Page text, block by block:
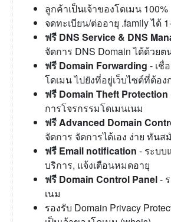
ลูกค้าเป็นเจ้าของโดเมน 100%
จดทะเบียน/ต่ออายุ .family ได้
ฟรี DNS Service & DNS
จัดการ DNS Domain ได้ด้วยต
ฟรี Domain Forwarding - เชื่
โดเมน ไปยังที่อยู่เว็บไซต์ที่ต้อง
ฟรี Domain Theft Protection
การโจรกรรมโดเมนเนม
ฟรี Advanced Domain
จัดการ จัดการได้เอง ง่าย ทันส
ฟรี Email notification - ระบบ
บริการ, แจ้งเตือนหมดอายุ
ฟรี Domain Control Panel-
เนม
รองรับ Domain Privacy